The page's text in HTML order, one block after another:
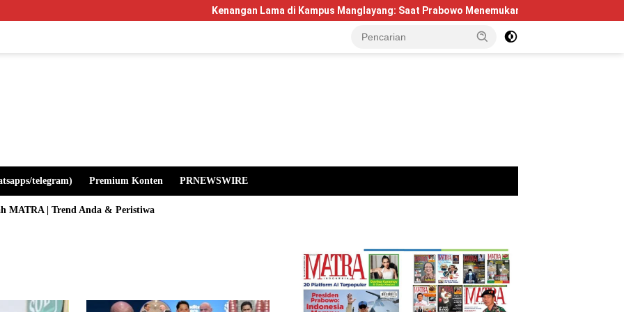
Kenangan Lama di Kampus Manglayang: Saat Prabowo Menemukan Kembali Jejak Sejarah IPDN
telegram) Premium Konten PRNEWSWIRE
MATRA | Trend Anda & Peristiwa